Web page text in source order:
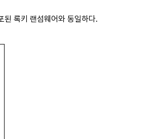
록키 랜섬웨어와 동일하다.